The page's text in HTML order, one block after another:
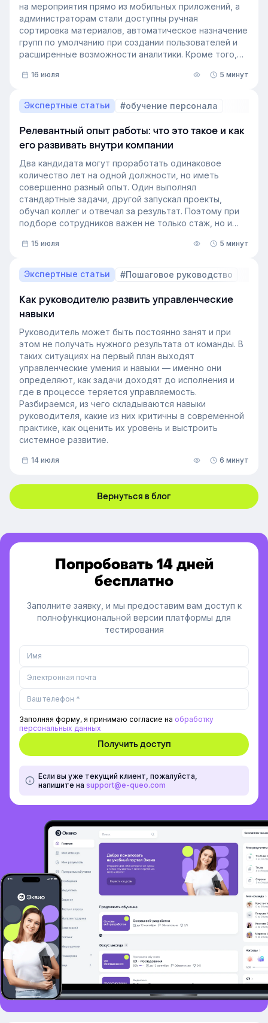
на мероприятия прямо из мобильных приложений, а
администраторам стали доступны ручная
сортировка материалов, автоматическое назначение
групп по умолчанию при создании пользователей и
расширенные возможности аналитики. Кроме того,
он охватывает и материалы из раздела «Проводник».
16 июля 5 минут
Экспертные статьи #обучение персонала
Релевантный опыт работы: что это такое и как
его развивать внутри компании
Два кандидата могут проработать одинаковое
количество лет на одной должности, но иметь
совершенно разный опыт. Один выполнял
стандартные задачи, другой запускал проекты,
обучал коллег и отвечал за результат. Поэтому при
подборе сотрудников важен не только стаж, но и
В этой статье разберём, релевантный опыт работы
и внутренних переводах, почему не всегда стоит
искать полностью готовых специалистов и как
развивать нужные компетенции внутри компании.
15 июля 5 минут
Экспертные статьи #Пошаговое руководство
Как руководителю развить управленческие
навыки
Руководитель может быть постоянно занят и при
этом не получать нужного результата от команды. В
таких ситуациях на первый план выходят
управленческие умения и навыки — именно они
определяют, как задачи доходят до исполнения и
где в процессе теряется управляемость.
Разбираемся, из чего складываются навыки
руководителя, какие из них критичны в современной
практике, как оценить их уровень и выстроить
системное развитие.
14 июля 6 минут
Вернуться в блог
Попробовать 14 дней
бесплатно
Заполните заявку, и мы предоставим вам доступ к
полнофункциональной версии платформы для
тестирования
Заполняя форму, я принимаю согласие на обработку
персональных данных
Если вы уже текущий клиент, пожалуйста,
напишите на support@e-queo.com